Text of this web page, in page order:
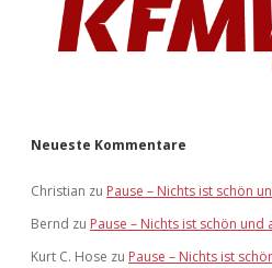
Neueste Kommentare
Christian zu Pause – Nichts ist schön
Bernd zu Pause – Nichts ist schön und
Kurt C. Hose zu Pause – Nichts ist